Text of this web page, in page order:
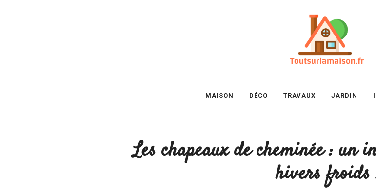
MAISON DÉCO TRAVAUX JARDIN
Les chapeaux de cheminée : un
hivers froids